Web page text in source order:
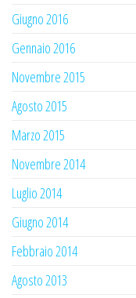
Giugno 2016
Gennaio 2016
Novembre 2015
Agosto 2015
Marzo 2015
Novembre 2014
Luglio 2014
Giugno 2014
Febbraio 2014
Agosto 2013